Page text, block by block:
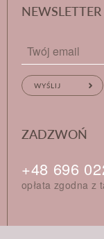
NEWSLETTER
ZADZWOŃ
+48 696
opłata zgodna z